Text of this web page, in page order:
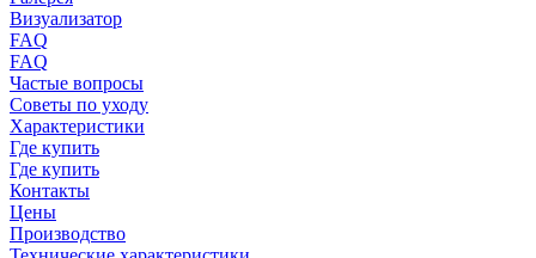
Визуализатор
FAQ
FAQ
Частые вопросы
Советы по уходу
Характеристики
Где купить
Где купить
Контакты
Цены
Производство